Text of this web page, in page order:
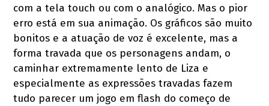
com a tela touch ou com o analógico. Mas o pior
erro está em sua animação. Os gráficos são muito
bonitos e a atuação de voz é excelente, mas a
forma travada que os personagens andam, o
caminhar extremamente lento de Liza e
especialmente as expressões travadas fazem
tudo parecer um jogo em flash do começo de